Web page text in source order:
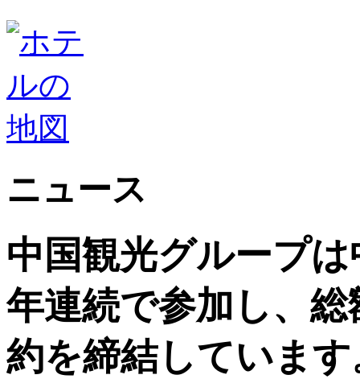
ニュース
中国観光グループ
年連続で参加し、
約を締結しています